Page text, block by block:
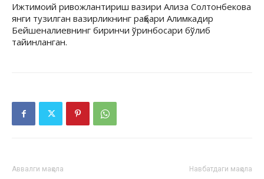
Ижтимоий ривожлантириш вазири Ализа Солтонбекова
янги тузилган вазирликнинг раҳбари Алимкадир
Бейшеналиевнинг биринчи ўринбосари бўлиб
тайинланган.
Аввалги мақола Навбатдаги мақола